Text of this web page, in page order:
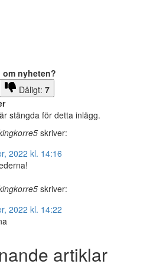
om nyheten?
Dåligt: 7
stängda för detta inlägg.
skriver:
2022 kl. 14:16
skriver:
2022 kl. 14:22
artiklar